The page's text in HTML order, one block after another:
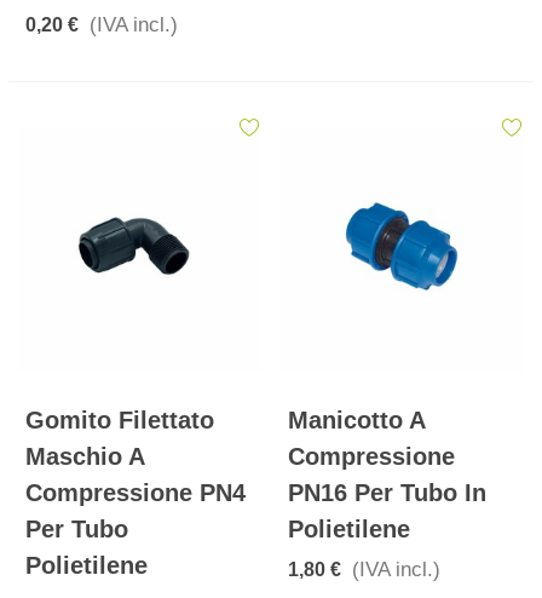
0,20 € (IVA incl.)
Gomito Filettato
Maschio A
Compressione PN4
Per Tubo
Polietilene
Manicotto A
Compressione
PN16 Per Tubo In
Polietilene
1,80 € (IVA incl.)